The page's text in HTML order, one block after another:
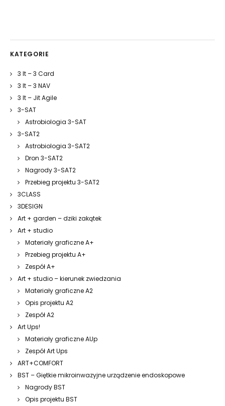
KATEGORIE
3 It – 3 Card
3 It – 3 NAV
3 It – Jit Agile
3-SAT
Astrobiologia 3-SAT
3-SAT2
Astrobiologia 3-SAT2
Dron 3-SAT2
Nagrody 3-SAT2
Przebieg projektu 3-SAT2
3CLASS
3DESIGN
Art + garden – dziki zakątek
Art + studio
Materiały graficzne A+
Przebieg projektu A+
Zespół A+
Art + studio – kierunek zwiedzania
Materiały graficzne A2
Opis projektu A2
Zespół A2
Art Ups!
Materiały graficzne AUp
Zespół Art Ups
ART+COMFORT
BST – Giętkie mikroinwazyjne urządzenie endoskopowe
Nagrody BST
Opis projektu BST